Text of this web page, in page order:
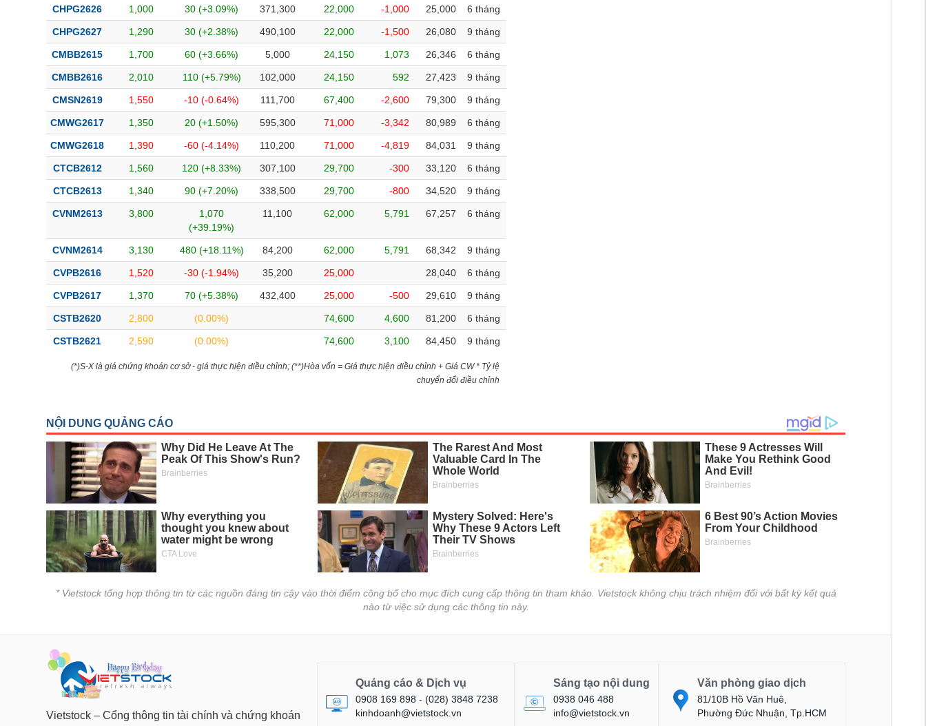
CHPG2626 1,000 30 (+3.09%) 371,300 22,000 -1,000 25,000 6 tháng
CHPG2627 1,290 30 (+2.38%) 490,100 22,000 -1,500 26,080 9 tháng
CMBB2615 1,700 60 (+3.66%) 5,000 24,150 1,073 26,346 6 tháng
CMBB2616 2,010 110 (+5.79%) 102,000 24,150 592 27,423 9 tháng
CMSN2619 1,550 -10 (-0.64%) 111,700 67,400 -2,600 79,300 9 tháng
CMWG2617 1,350 20 (+1.50%) 595,300 71,000 -3,342 80,989 6 tháng
CMWG2618 1,390 -60 (-4.14%) 110,200 71,000 -4,819 84,031 9 tháng
CTCB2612 1,560 120 (+8.33%) 307,100 29,700 -300 33,120 6 tháng
CTCB2613 1,340 90 (+7.20%) 338,500 29,700 -800 34,520 9 tháng
CVNM2613 3,800
1,070
(+39.19%)
11,100 62,000 5,791 67,257 6 tháng
CVNM2614 3,130 480 (+18.11%) 84,200 62,000 5,791 68,342 9 tháng
CVPB2616 1,520 -30 (-1.94%) 35,200 25,000 28,040 6 tháng
CVPB2617 1,370 70 (+5.38%) 432,400 25,000 -500 29,610 9 tháng
CSTB2620 2,800 (0.00%) 74,600 4,600 81,200 6 tháng
CSTB2621 2,590 (0.00%) 74,600 3,100 84,450 9 tháng
(*)S-X là giá chứng khoán cơ sở - giá thực hiện điều chỉnh; (**)Hòa vốn = Giá thực hiện điều chỉnh + Giá CW * Tỷ lệ
chuyển đổi điều chỉnh
* Vietstock tổng hợp thông tin từ các nguồn đáng tin cậy vào thời điểm công bố cho mục đích cung cấp thông tin tham khảo. Vietstock không chịu trách nhiệm đối với bất kỳ kết quả
nào từ việc sử dụng các thông tin này.
Vietstock – Cổng thông tin tài chính và chứng khoán
Quảng cáo & Dịch vụ
0908 169 898 - (028) 3848 7238
kinhdoanh@vietstock.vn
Sáng tạo nội dung
0938 046 488
info@vietstock.vn
Văn phòng giao dịch
81/10B Hồ Văn Huê,
Phường Đức Nhuận, Tp.HCM